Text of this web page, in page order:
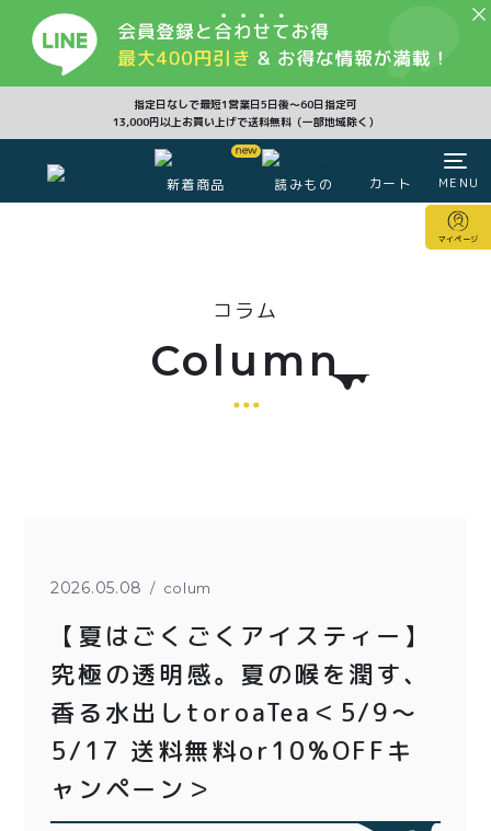
指定日なしで最短1営業日5日後〜60日指定可
13,000円以上お買い上げで送料無料（一部地域除く）
新着商品 読みもの カート
マイページ
MENU
CLOSE
紅茶toroaTea
メルマガ会員様限定
ョコラ
とろ生シュー
紅茶toroaTeaギフト
お誕生日セット
コラム
Column
2026.05.08 colum
【夏はごくごくアイスティー】
究極の透明感。夏の喉を潤す、
香る水出しtoroaTea＜5/9〜
5/17 送料無料or10%OFFキ
ャンペーン＞